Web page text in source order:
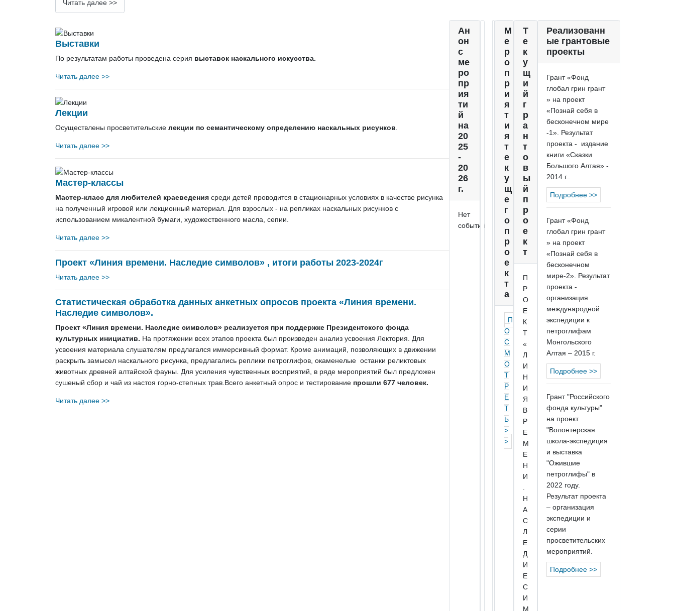
Читать далее >>
Выставки
По результатам работы проведена серия выставок наскального искусства.
Читать далее >>
Лекции
Осуществлены просветительские лекции по семантическому определению наскальных рисунков.
Читать далее >>
Мастер-классы
Мастер-класс для любителей краеведения среди детей проводится в стационарных условиях в качестве рисунка
на полученный игровой или лекционный материал. Для взрослых - на репликах наскальных рисунков с
использованием микалентной бумаги, художественного масла, сепии.
Читать далее >>
Проект «Линия времени. Наследие символов» , итоги работы 2023-2024г
Читать далее >>
Статистическая обработка данных анкетных опросов проекта «Линия времени.
Наследие символов».
Проект «Линия времени. Наследие символов»реализуется при поддержке Президентского фонда
культурных инициатив. На протяжении всех этапов проекта был произведен анализ усвоения Лектория. Для
усвоения материала слушателям предлагался иммерсивный формат. Кроме анимаций, позволяющих в движении
раскрыть замысел наскального рисунка, предлагались реплики петроглифов, окаменелые останки реликтовых
животных древней алтайской фауны. Для усиления чувственных восприятий, в ряде мероприятий был предложен
сушеный сбор и чай из настоя горно-степных трав.Всего анкетный опрос и тестирование прошли 677 человек.
Читать далее >>
Ан
он
с
ме
ро
пр
ия
ти
й
на
20
25
-
20
26
г.
Нет
событий
М
е
р
о
п
р
и
я
т
и
я
т
е
к
у
щ
е
г
о
п
р
о
е
к
т
а
П
О
С
М
О
Т
Р
Е
Т
Ь
>
>
Т
е
к
у
щ
и
й
г
р
а
н
т
о
в
ы
й
п
р
о
е
к
т
П
Р
О
Е
К
Т
«
Л
И
Н
И
Я
В
Р
Е
М
Е
Н
И
.
Н
А
С
Л
Е
Д
И
Е
С
И
М
Реализованн
ые грантовые
проекты
Грант «Фонд
глобал грин грант
» на проект
«Познай себя в
бесконечном мире
-1». Результат
проекта - издание
книги «Сказки
Большого Алтая» -
2014 г..
Подробнее >>
Грант «Фонд
глобал грин грант
» на проект
«Познай себя в
бесконечном
мире-2». Результат
проекта -
организация
международной
экспедиции к
петроглифам
Монгольского
Алтая – 2015 г.
Подробнее >>
Грант "Российского
фонда культуры"
на проект
"Волонтерская
школа-экспедиция
и выставка
"Ожившие
петроглифы" в
2022 году.
Результат проекта
– организация
экспедиции и
серии
просветительских
мероприятий.
Подробнее >>